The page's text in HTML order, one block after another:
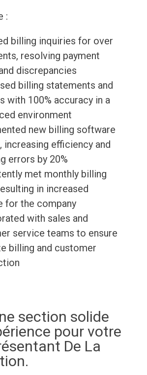
:
billing inquiries for over
resolving payment
discrepancies
billing statements and
with 100% accuracy in a
environment
new billing software
increasing efficiency and
errors by 20%
met monthly billing
in increased
for the company
with sales and
service teams to ensure
billing and customer
section solide
pour votre
De La